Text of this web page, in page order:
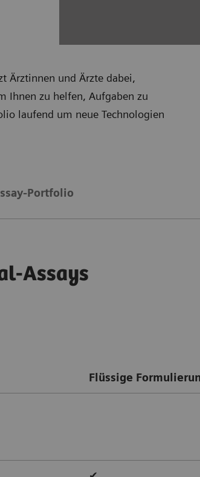
Ärztinnen und Ärzte dabei,
Ihnen zu helfen, Aufgaben zu
laufend um neue Technologien
Portfolio
Assays
Flüssige